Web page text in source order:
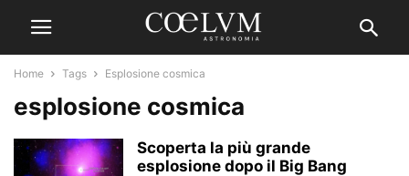
Home Tags Esplosione cosmica
esplosione cosmica
Scoperta la più grande
esplosione dopo il Big Bang